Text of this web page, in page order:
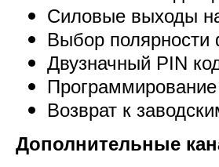
Силовые выходы
Выбор полярности
Двузначный PIN
Возврат к
Дополнительные